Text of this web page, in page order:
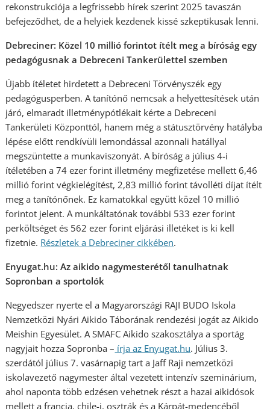
rekonstrukciója a legfrissebb hírek szerint 2025 tavaszán
befejeződhet, de a helyiek kezdenek kissé szkeptikusak lenni.
Debreciner: Közel 10 millió forintot ítélt meg a bíróság egy
pedagógusnak a Debreceni Tankerülettel szemben
Újabb ítéletet hirdetett a Debreceni Törvényszék egy
pedagógusperben. A tanítónő nemcsak a helyettesítések után
járó, elmaradt illetménypótlékait kérte a Debreceni
Tankerületi Központtól, hanem még a státusztörvény hatályba
lépése előtt rendkívüli lemondással azonnali hatállyal
megszüntette a munkaviszonyát. A bíróság a július 4-i
ítéletében a 74 ezer forint illetmény megfizetése mellett 6,46
millió forint végkielégítést, 2,83 millió forint távolléti díjat ítélt
meg a tanítónőnek. Ez kamatokkal együtt közel 10 millió
forintot jelent. A munkáltatónak további 533 ezer forint
perköltséget és 562 ezer forint eljárási illetéket is ki kell
fizetnie. Részletek a Debreciner cikkében.
Enyugat.hu: Az aikido nagymesterétől tanulhatnak
Sopronban a sportolók
Negyedszer nyerte el a Magyarországi RAJI BUDO Iskola
Nemzetközi Nyári Aikido Táborának rendezési jogát az Aikido
Meishin Egyesület. A SMAFC Aikido szakosztálya a sportág
nagyjait hozza Sopronba – írja az Enyugat.hu. Július 3.
szerdától július 7. vasárnapig tart a Jaff Raji nemzetközi
iskolavezető nagymester által vezetett intenzív szeminárium,
ahol naponta több edzésen vehetnek részt a hazai aikidósok
mellett a francia, chile-i, osztrák és a Kárpát-medencéből